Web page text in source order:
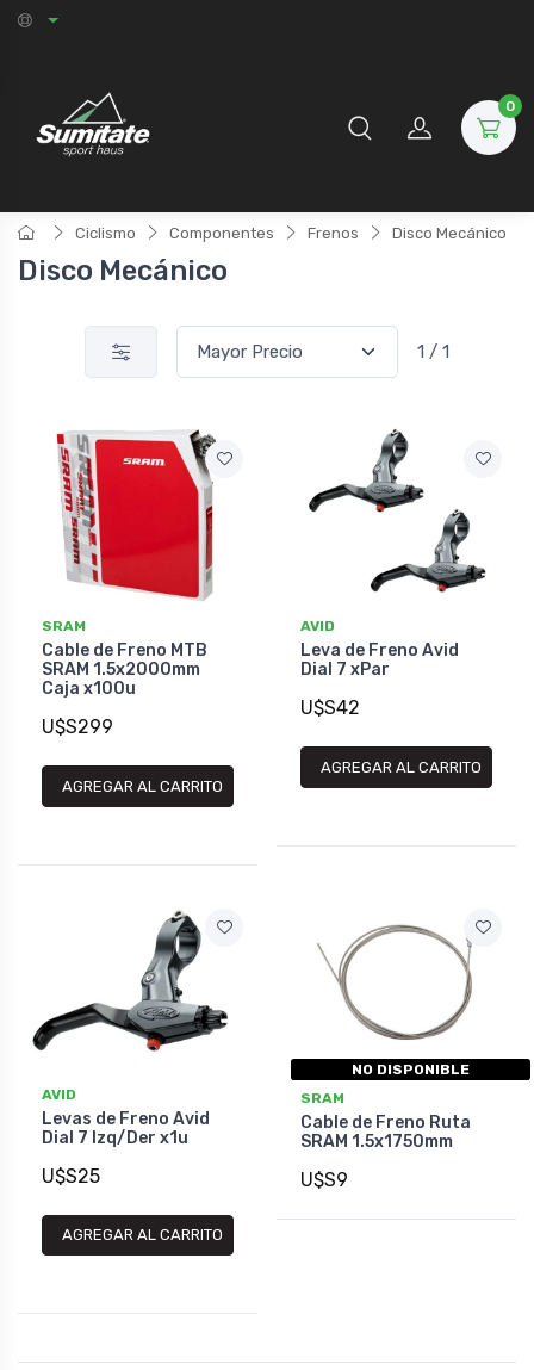
0
Ciclismo Componentes Frenos Disco Mecánico
Disco Mecánico
1 / 1
SRAM
Cable de Freno MTB
SRAM 1.5x2000mm
Caja x100u
U$S299
AGREGAR AL CARRITO
AVID
Leva de Freno Avid
Dial 7 xPar
U$S42
AGREGAR AL CARRITO
AVID
Levas de Freno Avid
Dial 7 Izq/Der x1u
U$S25
AGREGAR AL CARRITO
NO DISPONIBLE
SRAM
Cable de Freno Ruta
SRAM 1.5x1750mm
U$S9